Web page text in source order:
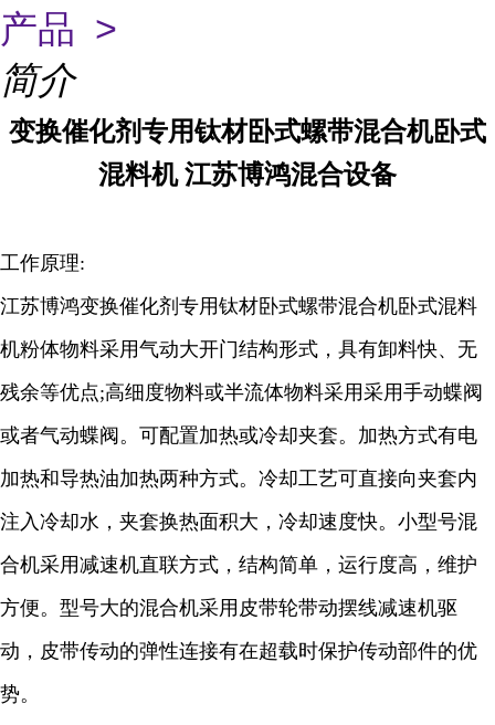
产品 >
简介
变换催化剂专用钛材卧式螺带混合机卧式
混料机 江苏博鸿混合设备
工作原理:
江苏博鸿变换催化剂专用钛材卧式螺带混合机卧式混料
机粉体物料采用气动大开门结构形式，具有卸料快、无
残余等优点;高细度物料或半流体物料采用采用手动蝶阀
或者气动蝶阀。可配置加热或冷却夹套。加热方式有电
加热和导热油加热两种方式。冷却工艺可直接向夹套内
注入冷却水，夹套换热面积大，冷却速度快。小型号混
合机采用减速机直联方式，结构简单，运行度高，维护
方便。型号大的混合机采用皮带轮带动摆线减速机驱
动，皮带传动的弹性连接有在超载时保护传动部件的优
势。